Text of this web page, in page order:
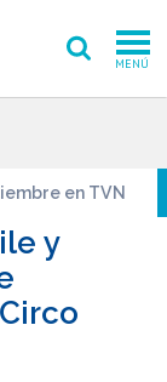
MENÚ
en TVN
y